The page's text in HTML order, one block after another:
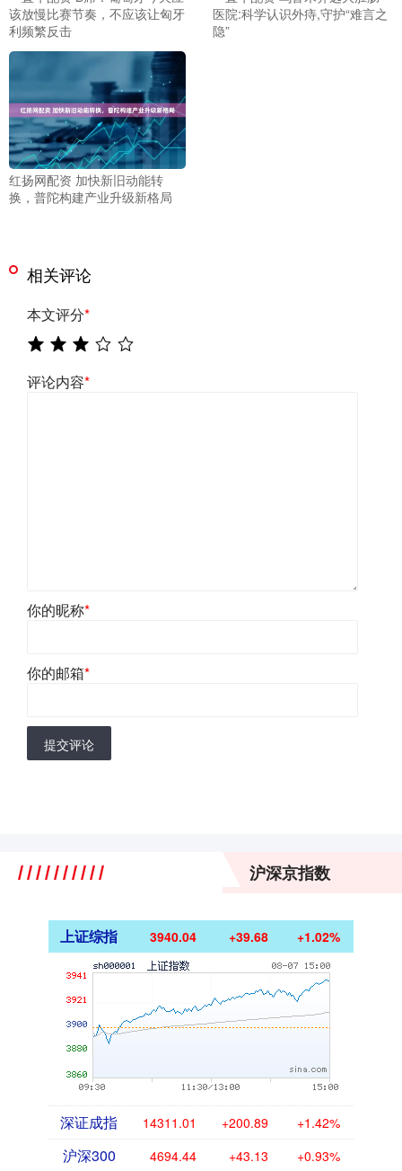
该放慢比赛节奏，不应该让匈牙
利频繁反击
医院:科学认识外痔,守护“难言之
隐”
红扬网配资 加快新旧动能转
换，普陀构建产业升级新格局
相关评论
本文评分*
评论内容*
你的昵称*
你的邮箱*
提交评论
沪深京指数
上证综指 3940.04 +39.68 +1.02%
深证成指 14311.01 +200.89 +1.42%
沪深300 4694.44 +43.13 +0.93%